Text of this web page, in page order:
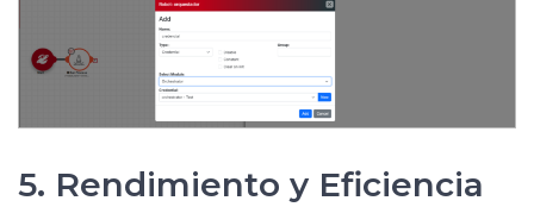
5. Rendimiento y Eficiencia